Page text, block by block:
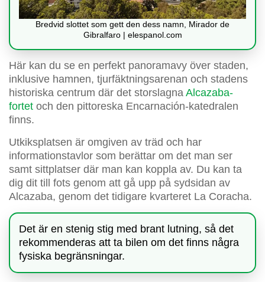
Bredvid slottet som gett den dess namn, Mirador de
Gibralfaro | elespanol.com
Här kan du se en perfekt panoramavy över staden,
inklusive hamnen, tjurfäktningsarenan och stadens
historiska centrum där det storslagna Alcazaba-
fortet och den pittoreska Encarnación-katedralen
finns.
Utkiksplatsen är omgiven av träd och har
informationstavlor som berättar om det man ser
samt sittplatser där man kan koppla av. Du kan ta
dig dit till fots genom att gå upp på sydsidan av
Alcazaba, genom det tidigare kvarteret La Coracha.
Det är en stenig stig med brant lutning, så det
rekommenderas att ta bilen om det finns några
fysiska begränsningar.